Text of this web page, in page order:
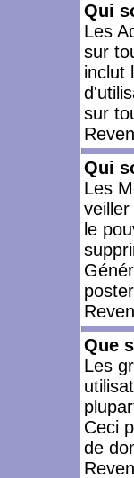
Qui
Les
sur
inclut
sur
Qui
Les
le
Que
Les
Ceci
de